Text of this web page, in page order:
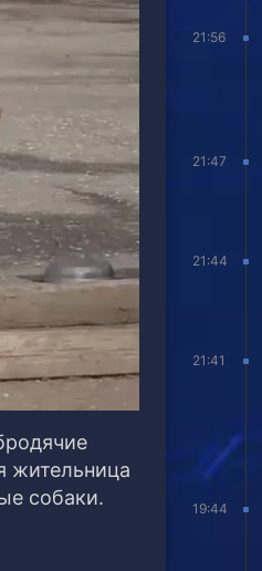
жительница
собаки.
21:56
21:47
21:44
21:41
19:44